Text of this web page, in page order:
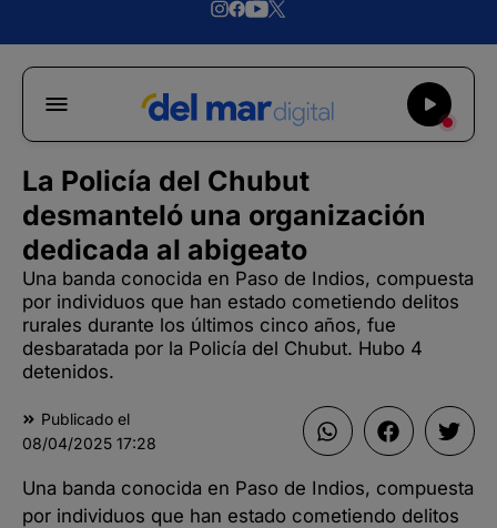
La Policía del Chubut
desmanteló una organización
dedicada al abigeato
Una banda conocida en Paso de Indios, compuesta
por individuos que han estado cometiendo delitos
rurales durante los últimos cinco años, fue
desbaratada por la Policía del Chubut. Hubo 4
detenidos.
Publicado el
08/04/2025 17:28
Una banda conocida en Paso de Indios, compuesta
por individuos que han estado cometiendo delitos